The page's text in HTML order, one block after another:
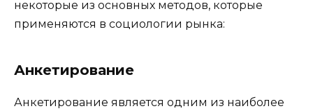
некоторые из основных методов, которые
применяются в социологии рынка:
Анкетирование
Анкетирование является одним из наиболее